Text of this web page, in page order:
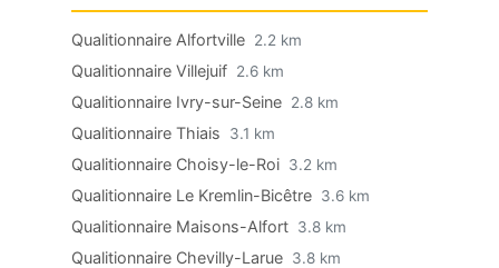
Qualitionnaire Alfortville 2.2 km
Qualitionnaire Villejuif 2.6 km
Qualitionnaire Ivry-sur-Seine 2.8 km
Qualitionnaire Thiais 3.1 km
Qualitionnaire Choisy-le-Roi 3.2 km
Qualitionnaire Le Kremlin-Bicêtre 3.6 km
Qualitionnaire Maisons-Alfort 3.8 km
Qualitionnaire Chevilly-Larue 3.8 km